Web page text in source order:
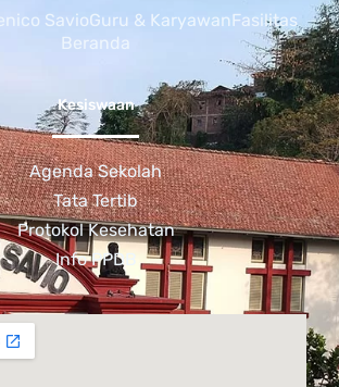
SavioGuru & KaryawanFasilitas
Beranda
Kesiswaan
Agenda Sekolah
Tata Tertib
Protokol Kesehatan
Info PPDB